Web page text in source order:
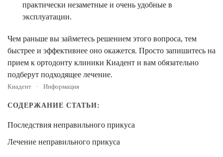
практически незаметные и очень удобные в
эксплуатации.
Чем раньше вы займетесь решением этого вопроса, тем
быстрее и эффективнее оно окажется. Просто запишитесь на
прием к ортодонту клиники Киадент и вам обязательно
подберут подходящее лечение.
Киадент Информация
СОДЕРЖАНИЕ СТАТЬИ:
Последствия неправильного прикуса
Лечение неправильного прикуса